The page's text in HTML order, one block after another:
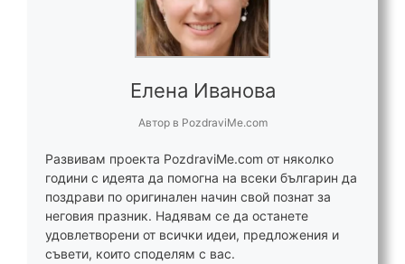
Елена Иванова
Автор в PozdraviMe.com
Развивам проекта PozdraviMe.com от няколко
години с идеята да помогна на всеки българин да
поздрави по оригинален начин свой познат за
неговия празник. Надявам се да останете
удовлетворени от всички идеи, предложения и
съвети, които споделям с вас.